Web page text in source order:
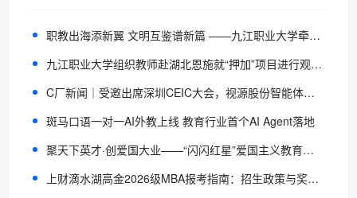
职教出海添新翼 文明互鉴谱新篇 ——九江职业大学牵头共建职业技术孔子学院在2025世界中文大会正式授牌
九江职业大学组织教师赴湖北恩施就“押加”项目进行观摩学习
C厂新闻｜受邀出席深圳CEIC大会，视源股份智能体技术探索实践受关注
斑马口语一对一AI外教上线 教育行业首个AI Agent落地
聚天下英才·创爱国大业——“闪闪红星”爱国主义教育系列活动发布会在京隆重举行
上财滴水湖高金2026级MBA报考指南：招生政策与奖学金全解析